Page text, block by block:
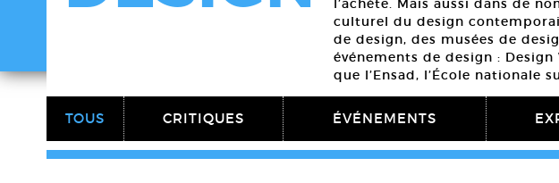
l’achète. Mais aussi dans de
culturel du design
de design, des musées de
événements de design :
que l’Ensad, l’École nationale
TOUS CRITIQUES ÉVÉNEMENTS